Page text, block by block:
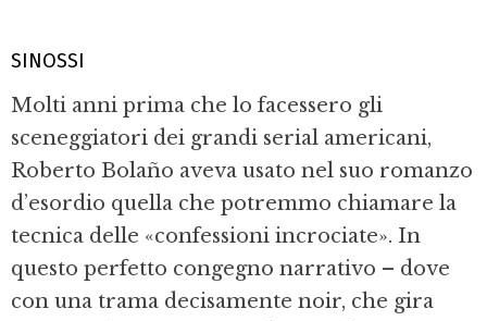
SINOSSI
Molti anni prima che lo facessero gli
sceneggiatori dei grandi serial americani,
Roberto Bolaño aveva usato nel suo romanzo
d’esordio quella che potremmo chiamare la
tecnica delle «confessioni incrociate». In
questo perfetto congegno narrativo – dove
con una trama decisamente noir, che gira